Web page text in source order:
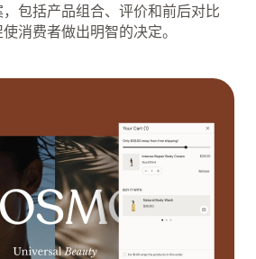
包括产品组合、评价和前后对比
消费者做出明智的决定。